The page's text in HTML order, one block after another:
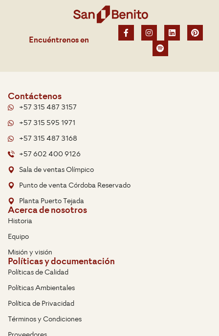
Encuéntrenos en
Contáctenos
+57 315 487 3157
+57 315 595 1971
+57 315 487 3168
+57 602 400 9126
Sala de ventas Olímpico
Punto de venta Córdoba Reservado
Planta Puerto Tejada
Acerca de nosotros
Historia
Equipo
Misión y visión
Políticas y documentación
Políticas de Calidad
Políticas Ambientales
Política de Privacidad
Términos y Condiciones